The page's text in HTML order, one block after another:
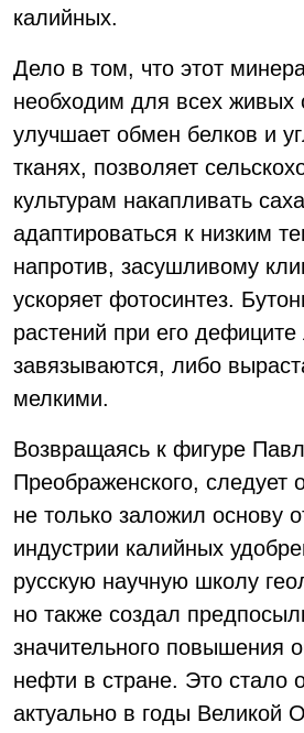
калийных.
Дело в том, что этот
необходим для всех живых
улучшает обмен белков и
тканях, позволяет
культурам накапливать
адаптироваться к низким
напротив, засушливому
ускоряет фотосинтез.
растений при его
завязываются, либо
мелкими.
Возвращаясь к фигуре
Преображенского, следует
не только заложил основу
индустрии калийных
русскую научную школу
но также создал
значительного повышения
нефти в стране. Это стало
актуально в годы Великой